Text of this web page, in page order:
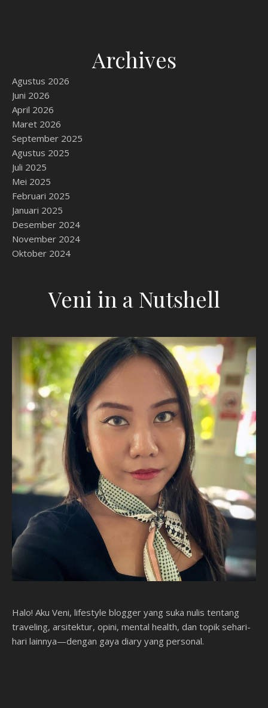
Archives
Agustus 2026
Juni 2026
April 2026
Maret 2026
September 2025
Agustus 2025
Juli 2025
Mei 2025
Februari 2025
Januari 2025
Desember 2024
November 2024
Oktober 2024
Veni in a Nutshell
Halo! Aku Veni, lifestyle blogger yang suka nulis tentang
traveling, arsitektur, opini, mental health, dan topik sehari-
hari lainnya—dengan gaya diary yang personal.